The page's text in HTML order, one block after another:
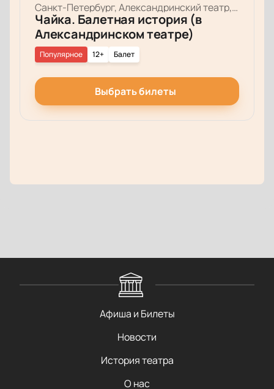
Санкт-Петербург, Александринский театр, Основная сцена
Чайка. Балетная история (в
Александринском театре)
12+ Балет
Популярное
Выбрать билеты
Афиша и Билеты
Новости
История театра
О нас